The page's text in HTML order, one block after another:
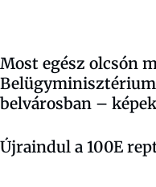
Most egész olcsón
belvárosban – képek
Újraindul a 100E